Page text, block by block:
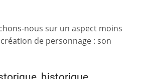
nous sur un aspect moins
de personnage : son